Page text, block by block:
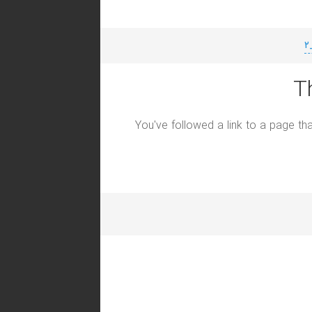
You've followed a link to a page